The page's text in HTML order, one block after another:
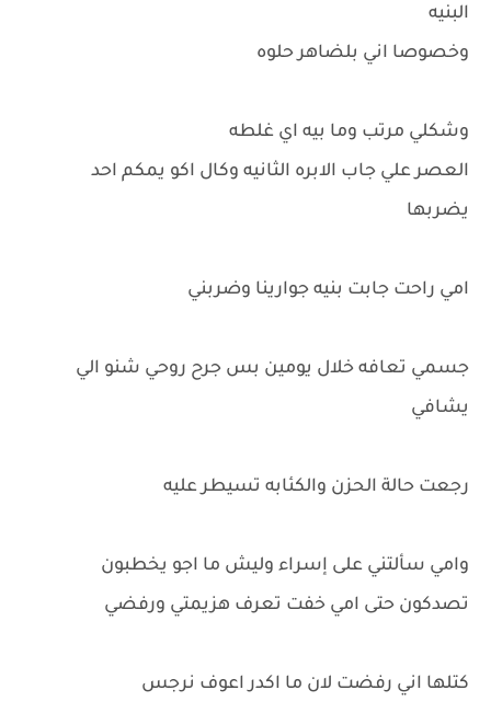
البنيه
وخصوصا اني بلضاهر حلوه
وشكلي مرتب وما بيه اي غلطه
العصر علي جاب الابره الثانيه وكال اكو يمكم احد
يضربها
امي راحت جابت بنيه جوارينا وضربني
جسمي تعافه خلال يومين بس جرح روحي شنو الي
يشافي
رجعت حالة الحزن والكئابه تسيطر عليه
وامي سألتني على إسراء وليش ما اجو يخطبون
تصدكون حتى امي خفت تعرف هزيمتي ورفضي
كتلها اني رفضت لان ما اكدر اعوف نرجس